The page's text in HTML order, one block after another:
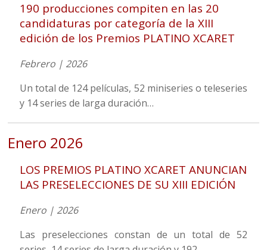
190 producciones compiten en las 20
candidaturas por categoría de la XIII
edición de los Premios PLATINO XCARET
Febrero | 2026
Un total de 124 películas, 52 miniseries o teleseries
y 14 series de larga duración…
Enero 2026
LOS PREMIOS PLATINO XCARET ANUNCIAN
LAS PRESELECCIONES DE SU XIII EDICIÓN
Enero | 2026
Las preselecciones constan de un total de 52